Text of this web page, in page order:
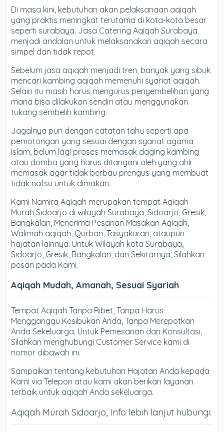
Di masa kini, kebutuhan akan pelaksanaan aqiqah
yang praktis meningkat terutama di kota-kota besar
seperti surabaya. Jasa Catering Aqiqah Surabaya
menjadi andalan untuk melaksanakan aqiqah secara
simpel dan tidak repot.
Sebelum jasa aqiqah menjadi tren, banyak yang sibuk
mencari kambing aqiqah memenuhi syariat aqiqah.
Selain itu masih harus mengurus penyembelihan yang
mana bisa dilakukan sendiri atau menggunakan
tukang sembelih kambing.
Jagalnya pun dengan catatan tahu seperti apa
pemotongan yang sesuai dengan syariat agama
Islam, belum lagi proses memasak daging kambing
atau domba yang harus ditangani oleh yang ahli
memasak agar tidak berbau prengus yang membuat
tidak nafsu untuk dimakan.
Kami Namira Aqiqah merupakan tempat Aqiqah
Murah Sidoarjo di wilayah Surabaya, Sidoarjo, Gresik,
Bangkalan, Menerima Pesanan Masakan Aqiqah,
Walimah aqiqah, Qurban, Tasyakuran, ataupun
hajatan lainnya. Untuk Wilayah kota Surabaya,
Sidoarjo, Gresik, Bangkalan, dan Sekitarnya, Silahkan
pesan pada Kami.
Aqiqah Mudah, Amanah, Sesuai Syariah
Tempat Aqiqah Tanpa Ribet, Tanpa Harus
Mengganggu Kesibukan Anda, Tanpa Merepotkan
Anda Sekeluarga. Untuk Pemesanan dan Konsultasi,
Silahkan menghubungi Customer Service kami di
nomor dibawah ini.
Sampaikan tentang kebutuhan Hajatan Anda kepada
Kami via Telepon atau kami akan berikan layanan
terbaik untuk aqiqah Anda sekeluarga.
Aqiqah Murah Sidoarjo, Info lebih lanjut hubungi: